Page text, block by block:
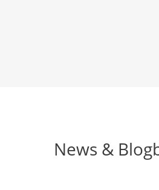
News &